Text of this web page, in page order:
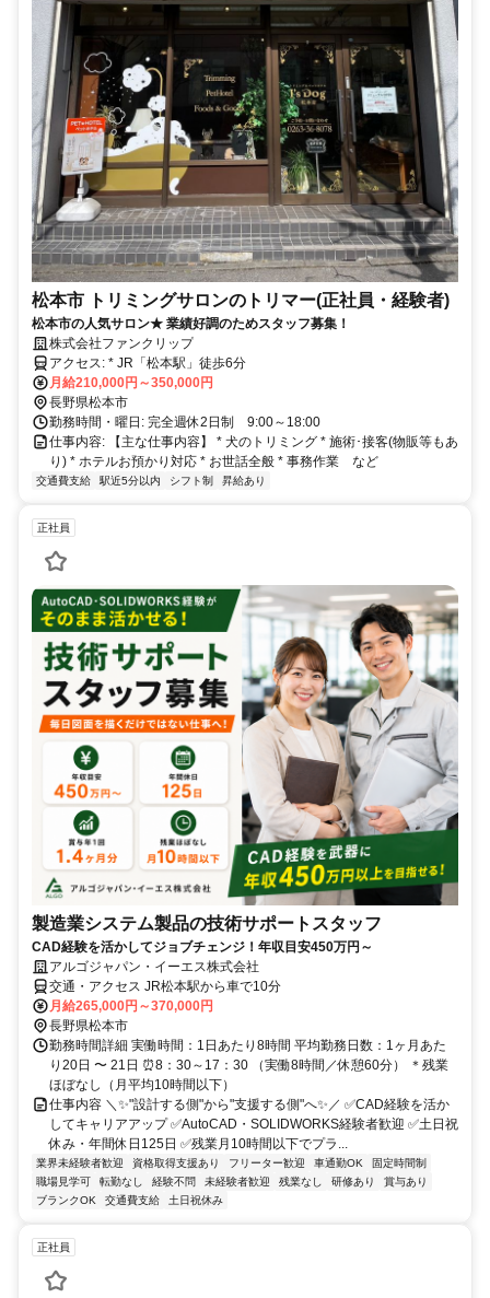
松本市 トリミングサロンのトリマー(正社員・経験者)
松本市の人気サロン★ 業績好調のためスタッフ募集！
株式会社ファンクリップ
アクセス: * JR「松本駅」徒歩6分
月給210,000円～350,000円
長野県松本市
勤務時間・曜日: 完全週休2日制 9:00～18:00
仕事内容: 【主な仕事内容】 * 犬のトリミング * 施術･接客(物販等もあ
り) * ホテルお預かり対応 * お世話全般 * 事務作業 など
交通費支給 駅近5分以内 シフト制 昇給あり
正社員
製造業システム製品の技術サポートスタッフ
CAD経験を活かしてジョブチェンジ！年収目安450万円～
アルゴジャパン・イーエス株式会社
交通・アクセス JR松本駅から車で10分
月給265,000円～370,000円
長野県松本市
勤務時間詳細 実働時間：1日あたり8時間 平均勤務日数：1ヶ月あた
り20日 〜 21日 ⏰8：30～17：30 （実働8時間／休憩60分） ＊残業
ほぼなし（月平均10時間以下）
仕事内容 ＼✨"設計する側"から"支援する側"へ✨／ ✅CAD経験を活か
してキャリアアップ ✅AutoCAD・SOLIDWORKS経験者歓迎 ✅土日祝
休み・年間休日125日 ✅残業月10時間以下でプラ...
業界未経験者歓迎 資格取得支援あり フリーター歓迎 車通勤OK
固定時間制
職場見学可
転勤なし 経験不問 未経験者歓迎 残業なし 研修あり
賞与あり
ブランクOK
交通費支給 土日祝休み
正社員